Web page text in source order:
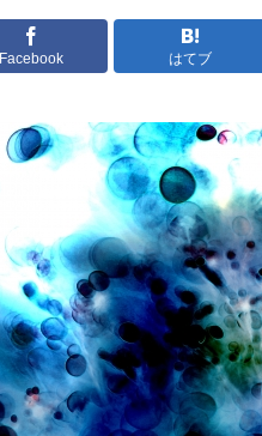
Facebook はてブ